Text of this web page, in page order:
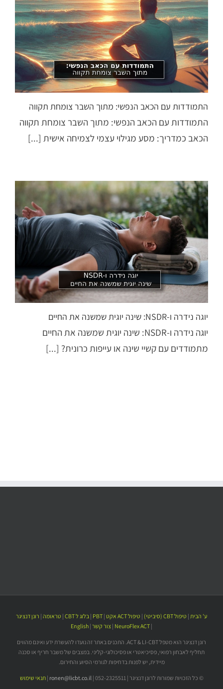
התמודדות עם הכאב הנפשי: מתוך השבר צומחת תקווה
התמודדות עם הכאב הנפשי: מתוך השבר צומחת תקווה
הכאב כמדריך: מסע מגילוי עצמי לצמיחה אישית [...]
יוגה נידרה ו-NSDR: שינה יוגית שמשנה את החיים
יוגה נידרה ו-NSDR: שינה יוגית שמשנה את החיים
מתמודדים עם קשיי שינה או עייפות כרונית? [...]
ע' הבית | טיפול CBT (סיביטי) | טיפול ACT אקט |
PBT
| בלוג ל CBT | טראומה | רונן דנציגר
|
NeuroFlex ACT
| צור קשר |
English
רונן דנציגר הוא מטפל ACT & LI-CBT. התכנים באתר זה נועדו להעשרת ידע ואינם מהווים
תחליף לאבחון רפואי, פסיכיאטרי או פסיכולוגי-קליני. במצבים של משבר חריף או סכנה
מיידית, יש לפנות בדחיפות לגורמי הסיוע והחירום.
© כל הזכויות שמורות לרונן דנציגר | 052-2325511 | ronen@licbt.co.il
|תנאי שימוש